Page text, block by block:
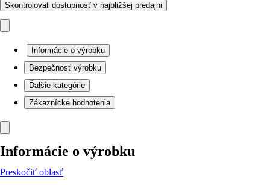
Skontrolovať dostupnosť v najbližšej predajni
Informácie o výrobku
Bezpečnosť výrobku
Ďalšie kategórie
Zákaznícke hodnotenia
Informácie o výrobku
Preskočiť oblasť